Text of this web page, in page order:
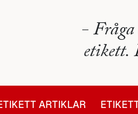
-
etikett.
ARTIKLAR